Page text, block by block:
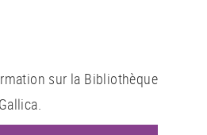
sur la Bibliothèque